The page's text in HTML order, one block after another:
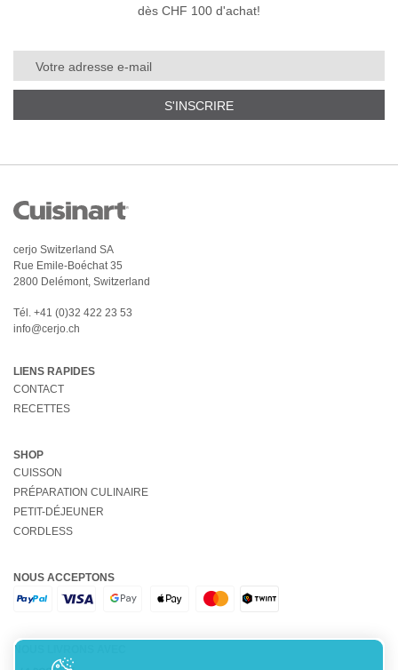
dès CHF 100 d'achat!
S'INSCRIRE
cerjo Switzerland SA
Rue Emile-Boéchat 35
2800 Delémont, Switzerland
Tél. +41 (0)32 422 23 53
info@cerjo.ch
LIENS RAPIDES
CONTACT
RECETTES
SHOP
CUISSON
PRÉPARATION CULINAIRE
PETIT-DÉJEUNER
CORDLESS
NOUS ACCEPTONS
NOUS LIVRONS AVEC